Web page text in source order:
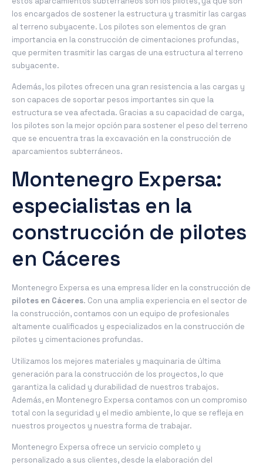
los encargados de sostener la estructura y trasmitir las cargas
al terreno subyacente. Los pilotes son elementos de gran
importancia en la construcción de cimentaciones profundas,
que permiten trasmitir las cargas de una estructura al terreno
subyacente.
Además, los pilotes ofrecen una gran resistencia a las cargas y
son capaces de soportar pesos importantes sin que la
estructura se vea afectada. Gracias a su capacidad de carga,
los pilotes son la mejor opción para sostener el peso del terreno
que se encuentra tras la excavación en la construcción de
aparcamientos subterráneos.
Montenegro Expersa:
especialistas en la
construcción de pilotes
en Cáceres
Montenegro Expersa es una empresa líder en la construcción de
pilotes en Cáceres. Con una amplia experiencia en el sector de
la construcción, contamos con un equipo de profesionales
altamente cualificados y especializados en la construcción de
pilotes y cimentaciones profundas.
Utilizamos los mejores materiales y maquinaria de última
generación para la construcción de los proyectos, lo que
garantiza la calidad y durabilidad de nuestros trabajos.
Además, en Montenegro Expersa contamos con un compromiso
total con la seguridad y el medio ambiente, lo que se refleja en
nuestros proyectos y nuestra forma de trabajar.
Montenegro Expersa ofrece un servicio completo y
personalizado a sus clientes, desde la elaboración del